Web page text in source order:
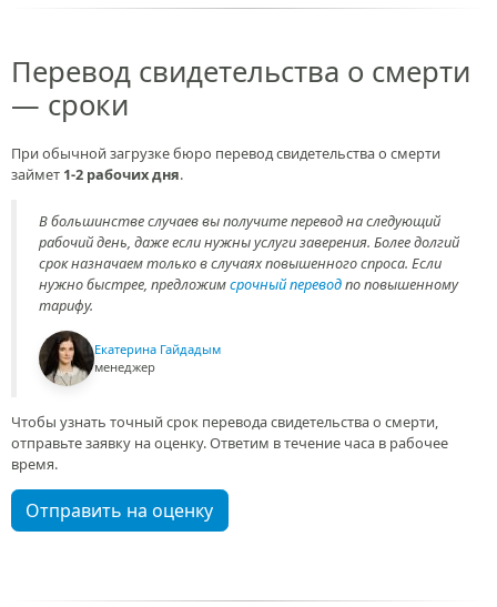
Перевод свидетельства о смерти
— сроки
При обычной загрузке бюро перевод свидетельства о смерти
займет 1-2 рабочих дня.
В большинстве случаев вы получите перевод на следующий
рабочий день, даже если нужны услуги заверения. Более долгий
срок назначаем только в случаях повышенного спроса. Если
нужно быстрее, предложимсрочный переводпо повышенному
тарифу.
Екатерина Гайдадым
менеджер
Чтобы узнать точный срок перевода свидетельства о смерти,
отправьте заявку на оценку. Ответим в течение часа в рабочее
время.
Отправить на оценку